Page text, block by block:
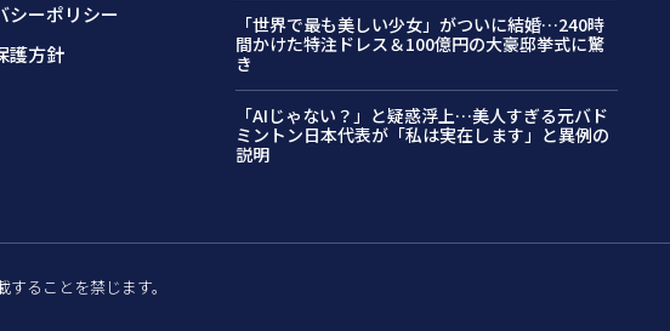
シーポリシー
護方針
「世界で最も美しい少女」がついに結婚…240時
間かけた特注ドレス＆100億円の大豪邸挙式に驚
き
「AIじゃない？」と疑惑浮上…美人すぎる元バド
ミントン日本代表が「私は実在します」と異例の
説明
ることを禁じます。